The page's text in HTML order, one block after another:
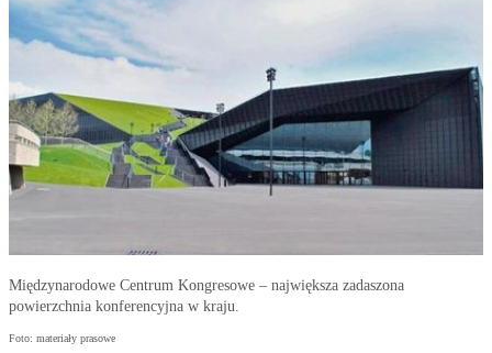
Międzynarodowe Centrum Kongresowe – największa zadaszona
powierzchnia konferencyjna w kraju.
Foto: materiały prasowe